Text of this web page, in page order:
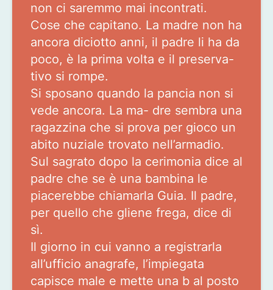
non ci saremmo mai incontrati.
Cose che capitano. La madre non ha
ancora diciotto anni, il padre li ha da
poco, è la prima volta e il preserva-
tivo si rompe.
Si sposano quando la pancia non si
vede ancora. La ma- dre sembra una
ragazzina che si prova per gioco un
abito nuziale trovato nell’armadio.
Sul sagrato dopo la cerimonia dice al
padre che se è una bambina le
piacerebbe chiamarla Guia. Il padre,
per quello che gliene frega, dice di
sì.
Il giorno in cui vanno a registrarla
all’ufficio anagrafe, l’impiegata
capisce male e mette una b al posto